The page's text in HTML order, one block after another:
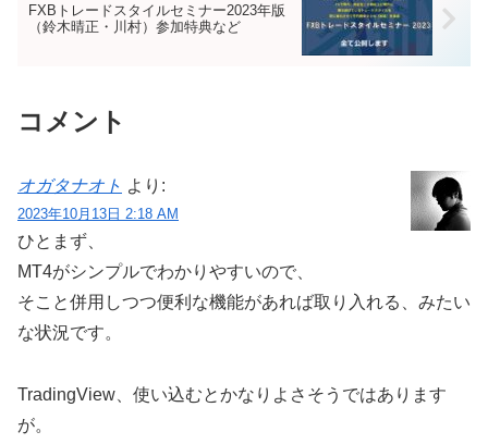
FXBトレードスタイルセミナー2023年版
（鈴木晴正・川村）参加特典など
コメント
オガタナオト より:
2023年10月13日 2:18 AM
ひとまず、
MT4がシンプルでわかりやすいので、
そこと併用しつつ便利な機能があれば取り入れる、みたい
な状況です。
TradingView、使い込むとかなりよさそうではあります
が。